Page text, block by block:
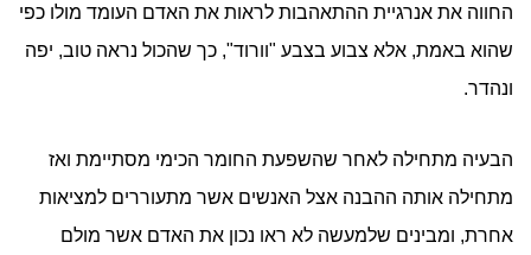
החווה את אנרגיית ההתאהבות לראות את האדם העומד מולו כפי
שהוא באמת, אלא צבוע בצבע "וורוד", כך שהכול נראה טוב, יפה
ונהדר.
הבעיה מתחילה לאחר שהשפעת החומר הכימי מסתיימת ואז
מתחילה אותה ההבנה אצל האנשים אשר מתעוררים למציאות
אחרת, ומבינים שלמעשה לא ראו נכון את האדם אשר מולם